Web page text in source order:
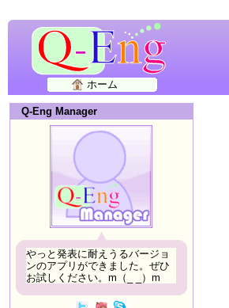
ホーム
Q-Eng Manager
やっと発表に耐えうるバージョ
ンのアプリができました。ぜひ
お試しください。m（_ _）m